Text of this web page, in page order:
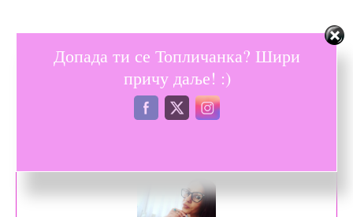
Допада ти се Топличанка? Шири
причу даље! :)